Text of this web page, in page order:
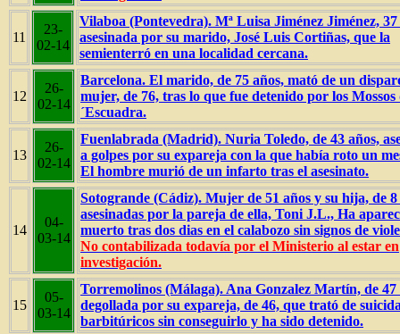
11
23-
02-14
Vilaboa (Pontevedra). Mª Luisa Jiménez Jiménez, 37
asesinada por su marido, José Luis Cortiñas, que la
semienterró en una localidad cercana.
12
26-
02-14
Barcelona. El marido, de 75 años, mató de un
mujer, de 76, tras lo que fue detenido por los Mossos
´Escuadra.
13
26-
02-14
Fuenlabrada (Madrid). Nuria Toledo, de 43 años,
a golpes por su expareja con la que había roto un
El hombre murió de un infarto tras el asesinato.
14
04-
03-14
Sotogrande (Cádiz). Mujer de 51 años y su hija, de 8
asesinadas por la pareja de ella, Toni J.L., Ha
muerto tras dos dias en el calabozo sin signos de
No contabilizada todavía por el Ministerio al estar en
investigación.
15
05-
03-14
Torremolinos (Málaga). Ana Gonzalez Martín, de 47
degollada por su expareja, de 46, que trató de
barbitúricos sin conseguirlo y ha sido detenido.